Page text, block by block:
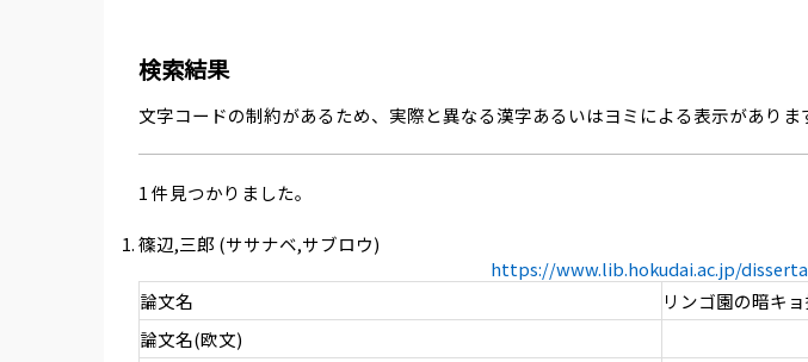
検索結果
文字コードの制約があるため、実際と異なる漢字あるいはヨミによる表示がありま
1 件見つかりました。
篠辺,三郎 (ササナベ,サブロウ)
https://www.lib.hokudai.ac.jp/
論文名
リンゴ園の暗キ
論文名(欧文)